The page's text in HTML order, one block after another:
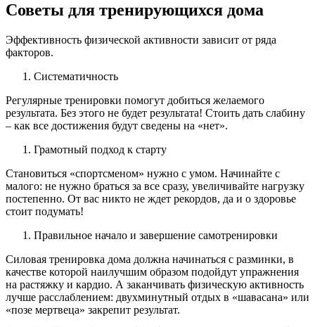
Советы для тренирующихся дома
Эффективность физической активности зависит от ряда
факторов.
Систематичность
Регулярные тренировки помогут добиться желаемого
результата. Без этого не будет результата! Стоить дать слабину
– как все достижения будут сведены на «нет».
Грамотный подход к старту
Становиться «спортсменом» нужно с умом. Начинайте с
малого: не нужно браться за все сразу, увеличивайте нагрузку
постепенно. От вас никто не ждет рекордов, да и о здоровье
стоит подумать!
Правильное начало и завершение самотренировки
Силовая тренировка дома должна начинаться с разминки, в
качестве которой наилучшим образом подойдут упражнения
на растяжку и кардио. А заканчивать физическую активность
лучше расслаблением: двухминутный отдых в «шавасана» или
«позе мертвеца» закрепит результат.